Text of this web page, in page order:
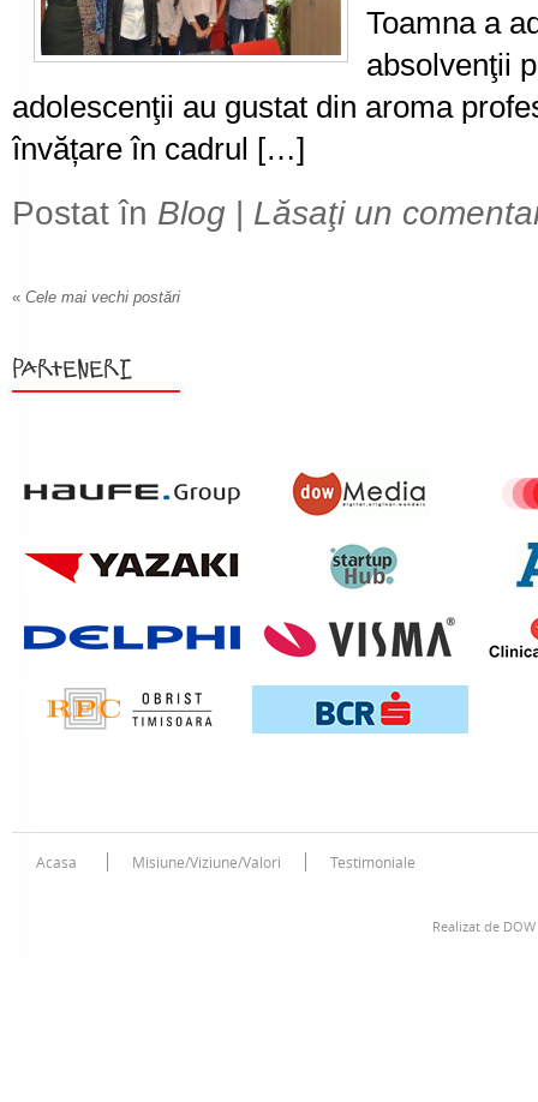
Toamna a
absolvenţii
adolescenţii au gustat din aroma
învățare în cadrul […]
Postat în Blog | Lăsaţi un
« Cele mai vechi postări
Parteneri
Acasa Misiune/Viziune/Valori Testimoniale
Realizat de